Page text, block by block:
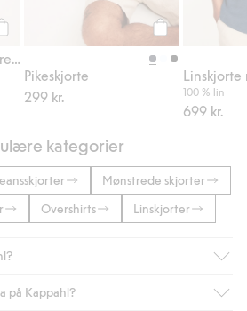
Legg til
Pikeskjorte
299 kr.
Linskjorte
100 % lin
699 kr.
kategorier
Mønstrede skjorter
Overshirts Linskjorter
Club har du alltid gratis frakt til butikk,
på Kappahl?